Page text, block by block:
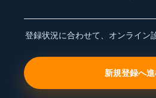
登録状況に合わせて、オンライン
新規登録へ